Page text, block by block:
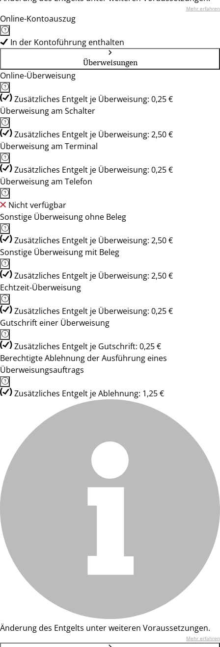
Mehr erfahren
Online-Kontoauszug
In der Kontoführung enthalten
Überweisungen
Online-Überweisung
Zusätzliches Entgelt je Überweisung: 0,25 €
Überweisung am Schalter
Zusätzliches Entgelt je Überweisung: 2,50 €
Überweisung am Terminal
Zusätzliches Entgelt je Überweisung: 0,25 €
Überweisung am Telefon
Nicht verfügbar
Sonstige Überweisung ohne Beleg
Zusätzliches Entgelt je Überweisung: 2,50 €
Sonstige Überweisung mit Beleg
Zusätzliches Entgelt je Überweisung: 2,50 €
Echtzeit-Überweisung
Zusätzliches Entgelt je Überweisung: 0,25 €
Gutschrift einer Überweisung
Zusätzliches Entgelt je Gutschrift: 0,25 €
Berechtigte Ablehnung der Ausführung eines
Überweisungsauftrags
Zusätzliches Entgelt je Ablehnung: 1,25 €
Änderung des Entgelts unter weiteren Voraussetzungen.
Mehr erfahren